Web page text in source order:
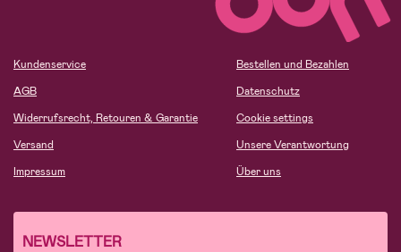
Kundenservice
AGB
Widerrufsrecht, Retouren & Garantie
Versand
Impressum
Bestellen und Bezahlen
Datenschutz
Cookie settings
Unsere Verantwortung
Über uns
NEWSLETTER